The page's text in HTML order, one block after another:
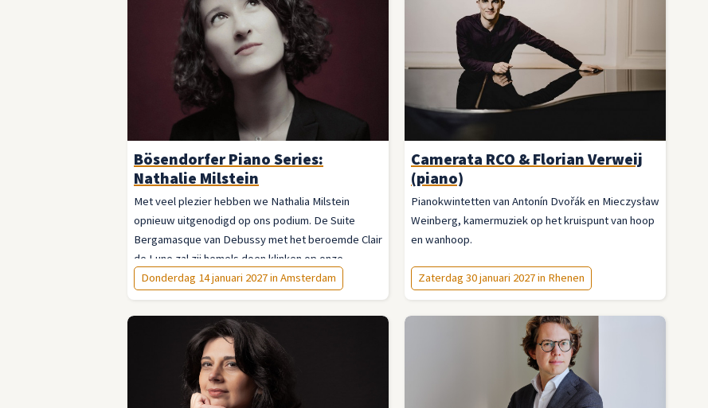
Bösendorfer Piano Series:
Nathalie Milstein
Met veel plezier hebben we Nathalia Milstein
opnieuw uitgenodigd op ons podium. De Suite
Bergamasque van Debussy met het beroemde Clair
de Lune zal zij hemels doen klinken op onze
Bösendorfer!
Donderdag 14 januari 2027 in Amsterdam
Camerata RCO & Florian Verweij
(piano)
Pianokwintetten van Antonín Dvořák en Mieczysław
Weinberg, kamermuziek op het kruispunt van hoop
en wanhoop.
Zaterdag 30 januari 2027 in Rhenen